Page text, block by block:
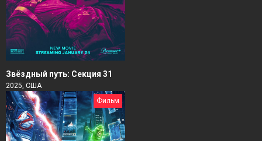
Звёздный путь: Секция 31
2025, США
Фильм